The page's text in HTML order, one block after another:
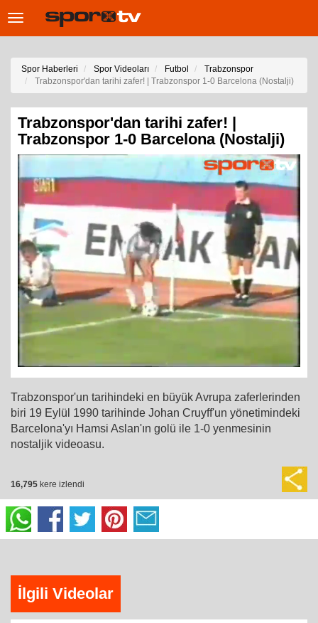
Toggle
Spor Haberleri Spor Videoları Futbol
Trabzonspor
Trabzonspor'dan tarihi zafer! | Trabzonspor 1-0 Barcelona (Nostalji)
Trabzonspor'dan tarihi zafer! |
Trabzonspor 1-0 Barcelona (Nostalji)
Trabzonspor'un tarihindeki en büyük Avrupa zaferlerinden
biri 19 Eylül 1990 tarihinde Johan Cruyff'un yönetimindeki
Barcelona'yı Hamsi Aslan'ın golü ile 1-0 yenmesinin
nostaljik videoasu.
16,795 kere izlendi
İlgili Videolar